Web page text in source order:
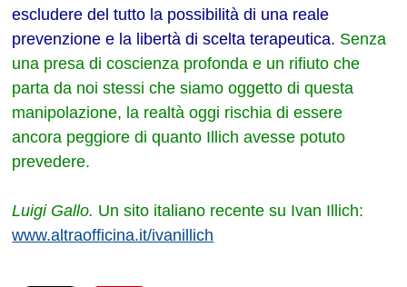
escludere del tutto la possibilità di una reale
prevenzione e la libertà di scelta terapeutica. Senza
una presa di coscienza profonda e un rifiuto che
parta da noi stessi che siamo oggetto di questa
manipolazione, la realtà oggi rischia di essere
ancora peggiore di quanto Illich avesse potuto
prevedere.
Luigi Gallo. Un sito italiano recente su Ivan Illich:
www.altraofficina.it/ivanillich